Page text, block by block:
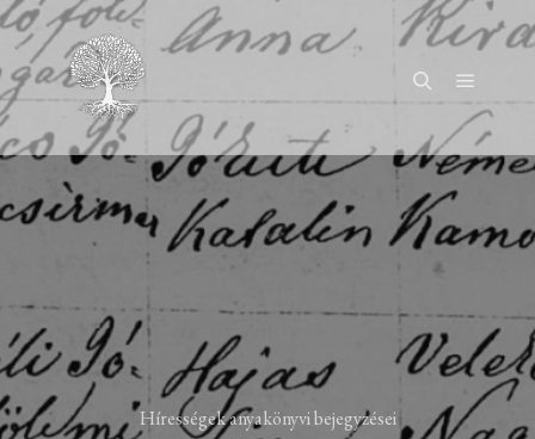
KeresésFőmenü
Hírességek anyakönyvi bejegyzései